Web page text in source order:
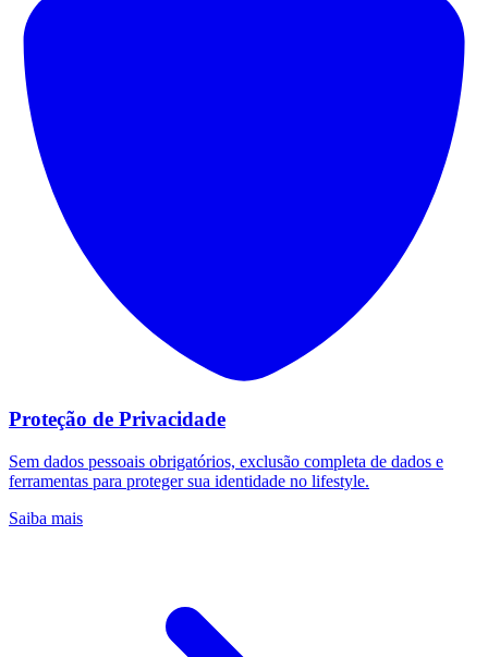
Proteção de Privacidade
Sem dados pessoais obrigatórios, exclusão completa de dados e
ferramentas para proteger sua identidade no lifestyle.
Saiba mais